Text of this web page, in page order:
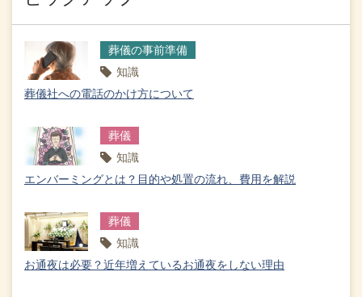
葬儀の事前準備
知識
葬儀社への電話のかけ方について
葬儀
知識
エンバーミングとは？目的や処置の流れ、費用を解説
葬儀
知識
お通夜は必要？近年増えているお通夜をしない理由